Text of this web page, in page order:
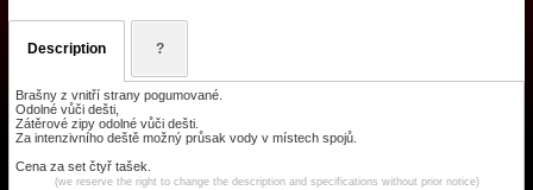
Description ?
Brašny z vnitří strany pogumované.
Odolné vůči dešti,
Zátěrové zipy odolné vůči dešti.
Za intenzivního deště možný průsak vody v místech spojů.
Cena za set čtyř tašek.
(we reserve the right to change the description and specifications without prior notice)